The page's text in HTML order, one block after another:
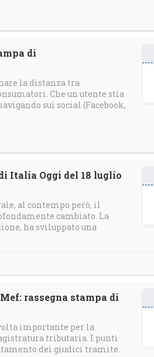
di
la distanza tra
Che un utente stia
sui social (Facebook,
Italia Oggi del 18 luglio
al contempo però, il
cambiato. La
ha sviluppato una
rassegna stampa di
importante per la
tributaria. I punti
dei giudici tramite